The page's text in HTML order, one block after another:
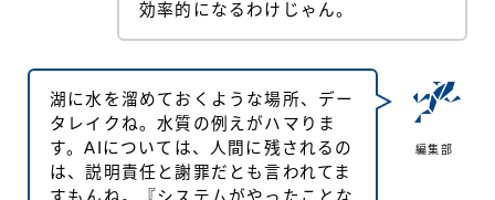
効率的になるわけじゃん。
編集部
湖に水を溜めておくような場所、デー
タレイクね。水質の例えがハマりま
す。AIについては、人間に残されるの
は、説明責任と謝罪だとも言われてま